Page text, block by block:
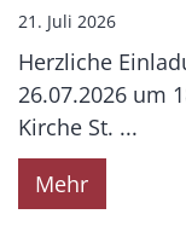
21. Juli 2026
Herzliche
26.07.2026 um
Kirche St. ...
Mehr